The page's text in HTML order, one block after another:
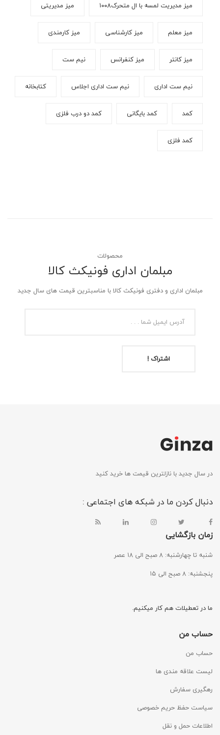
میز مدیریت لمسه با ال متحرک۱۰۰۸ میز مدیریتی
میز معلم میز کارشناسی میز کارمندی
میز کانتر میز کنفرانس نیم ست
نیم ست اداری نیم ست اداری اجلاس کتابخانه
کمد کمد بایگانی کمد دو درب فلزی
کمد فلزی
محصولات
مبلمان اداری فونیکث کالا
مبلمان اداری و دفتری فونیکث کالا با مناسبترین قیمت های سال جدید
اشتراک !
در سال جدید با نازلترین قیمت ها خرید کنید
دنبال کردن ما در شبکه های اجتماعی :
زمان بازگشایی
شنبه تا چهارشنبه: ۸ صبح الی ۱۸ عصر
پنجشنبه: ۸ صبح الی ۱۵
ما در تعطیلات هم کار میکنیم.
حساب من
حساب من
لیست علاقه مندی ها
رهگیری سفارش
سیاست حفظ حریم خصوصی
اطلاعات حمل و نقل